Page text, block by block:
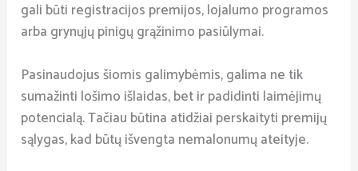
gali būti registracijos premijos, lojalumo programos
arba grynųjų pinigų grąžinimo pasiūlymai.
Pasinaudojus šiomis galimybėmis, galima ne tik
sumažinti lošimo išlaidas, bet ir padidinti laimėjimų
potencialą. Tačiau būtina atidžiai perskaityti premijų
sąlygas, kad būtų išvengta nemalonumų ateityje.